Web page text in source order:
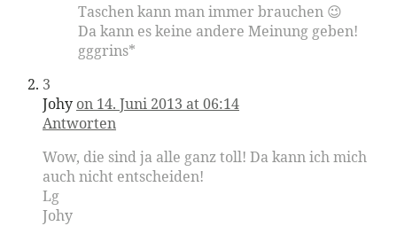
Taschen kann man immer brauchen 😉
Da kann es keine andere Meinung geben!
gggrins*
3
Johy on 14. Juni 2013 at 06:14
Antworten
Wow, die sind ja alle ganz toll! Da kann ich mich
auch nicht entscheiden!
Lg
Johy